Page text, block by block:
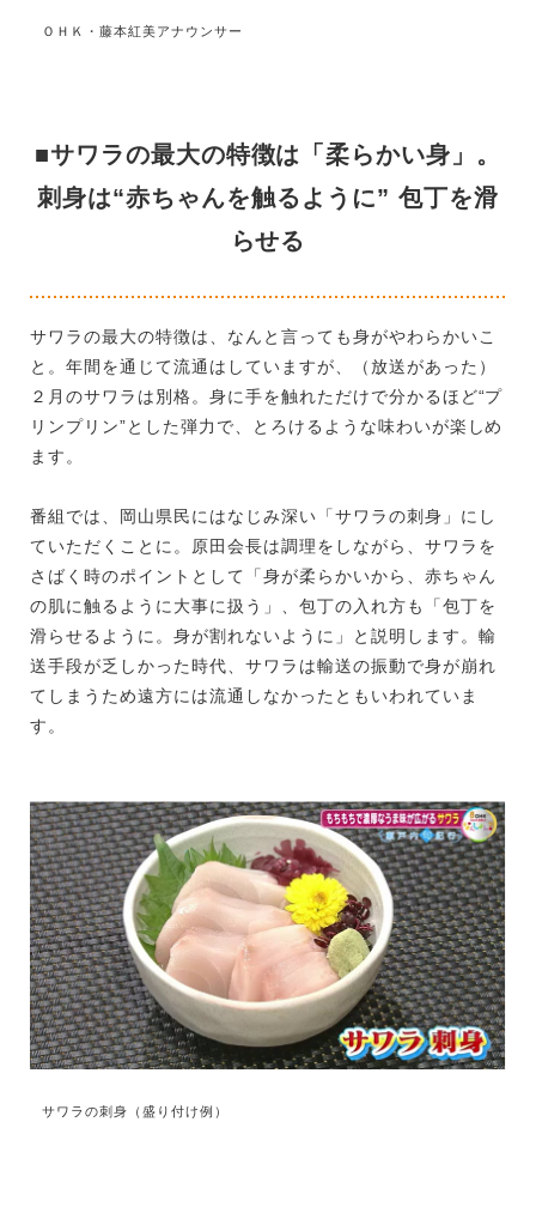
ＯＨＫ・藤本紅美アナウンサー
■サワラの最大の特徴は「柔らかい身」。
刺身は“赤ちゃんを触るように” 包丁を滑
らせる
サワラの最大の特徴は、なんと言っても身がやわらかいこ
と。年間を通じて流通はしていますが、（放送があった）
２月のサワラは別格。身に手を触れただけで分かるほど“プ
リンプリン”とした弾力で、とろけるような味わいが楽しめ
ます。
番組では、岡山県民にはなじみ深い「サワラの刺身」にし
ていただくことに。原田会長は調理をしながら、サワラを
さばく時のポイントとして「身が柔らかいから、赤ちゃん
の肌に触るように大事に扱う」、包丁の入れ方も「包丁を
滑らせるように。身が割れないように」と説明します。輸
送手段が乏しかった時代、サワラは輸送の振動で身が崩れ
てしまうため遠方には流通しなかったともいわれていま
す。
サワラの刺身（盛り付け例）